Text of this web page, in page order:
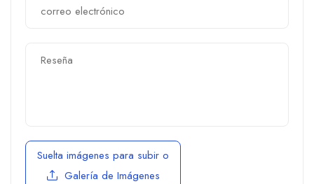
Suelta imágenes para subir o
Galería de Imágenes